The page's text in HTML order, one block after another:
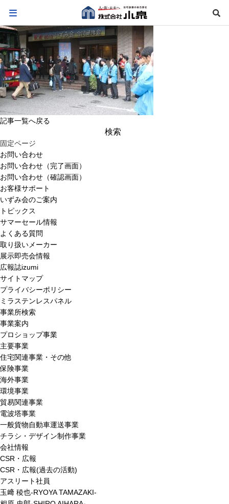
記事一覧へ戻る
索:
固定ページ
お問い合わせ
お問い合わせ（完了画面）
お問い合わせ（確認画面）
お客様サポート
いずみ会のご案内
トピックス
サマーセール情報
よくある質問
取り扱いメーカー
展示即売会情報
広報誌izumi
サイトマップ
プライバシーポリシー
ミラステンレスパネル
事業所検索
事業案内
プロショップ事業
主要事業
住宅関連事業・その他
保険事業
海外事業
環境事業
貿易関連事業
電波塔事業
一般貨物自動車運送事業
チラシ・デザイン制作事業
会社情報
CSR・広報
CSR・広報(過去の活動)
アスリート社員
玉﨑 稜也-RYOYA TAMAZAKI-